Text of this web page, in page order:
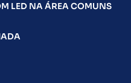
LED NA ÁREA COMUNS